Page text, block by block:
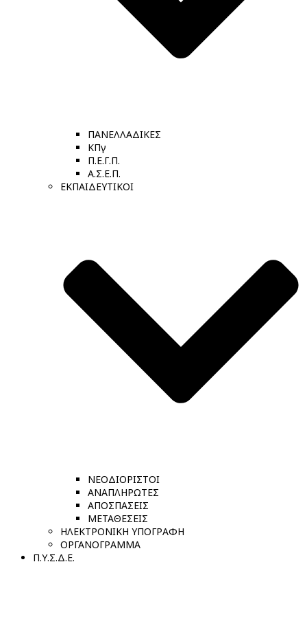
ΠΑΝΕΛΛΑΔΙΚΕΣ
ΚΠγ
Π.Ε.Γ.Π.
Α.Σ.Ε.Π.
ΕΚΠΑΙΔΕΥΤΙΚΟΙ
ΝΕΟΔΙΟΡΙΣΤΟΙ
ΑΝΑΠΛΗΡΩΤΕΣ
ΑΠΟΣΠΑΣΕΙΣ
ΜΕΤΑΘΕΣΕΙΣ
ΗΛΕΚΤΡΟΝΙΚΗ ΥΠΟΓΡΑΦΗ
ΟΡΓΑΝΟΓΡΑΜΜΑ
Π.Υ.Σ.Δ.Ε.